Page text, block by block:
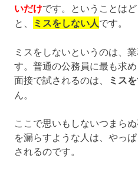
いだけです。ということは
と、
ミスをしない人です。
ミスをしないというのは、
す。普通の公務員に最も求
面接で試されるのは、
ミス
ん。
ここで思いもしないつまら
を漏らすような人は、やっ
されるのです。